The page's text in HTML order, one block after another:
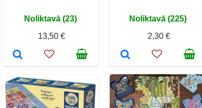
Noliktavā (23)
13,50 €
Noliktavā (225)
2,30 €